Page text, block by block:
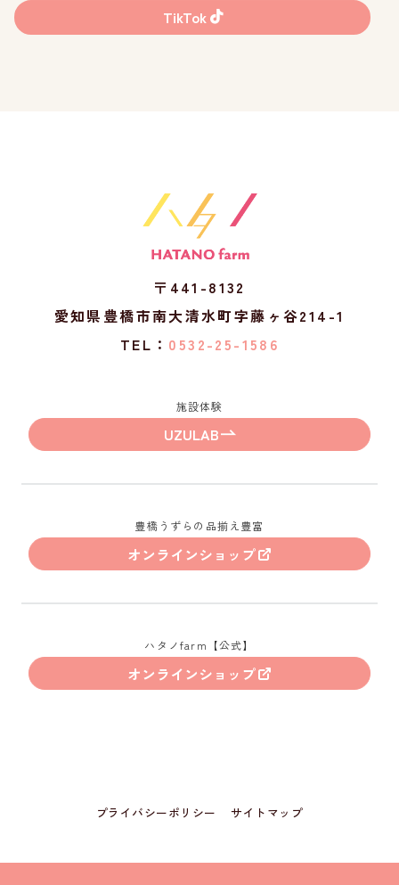
TikTok
〒441-8132
愛知県豊橋市南大清水町字藤ヶ谷214-1
TEL： 0532-25-1586
施設体験
UZULAB
豊橋うずらの品揃え豊富
オンラインショップ
ハタノfarm【公式】
オンラインショップ
プライバシーポリシー サイトマップ